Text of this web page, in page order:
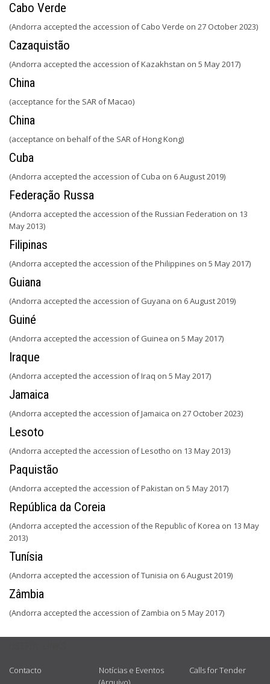
Cabo Verde
(Andorra accepted the accession of Cabo Verde on 27 October 2023)
Cazaquistão
(Andorra accepted the accession of Kazakhstan on 5 May 2017)
China
(acceptance for the SAR of Macao)
China
(acceptance on behalf of the SAR of Hong Kong)
Cuba
(Andorra accepted the accession of Cuba on 6 August 2019)
Federação Russa
(Andorra accepted the accession of the Russian Federation on 13
May 2013)
Filipinas
(Andorra accepted the accession of the Philippines on 5 May 2017)
Guiana
(Andorra accepted the accession of Guyana on 6 August 2019)
Guiné
(Andorra accepted the accession of Guinea on 5 May 2017)
Iraque
(Andorra accepted the accession of Iraq on 5 May 2017)
Jamaica
(Andorra accepted the accession of Jamaica on 27 October 2023)
Lesoto
(Andorra accepted the accession of Lesotho on 13 May 2013)
Paquistão
(Andorra accepted the accession of Pakistan on 5 May 2017)
República da Coreia
(Andorra accepted the accession of the Republic of Korea on 13 May
2013)
Tunísia
(Andorra accepted the accession of Tunisia on 6 August 2019)
Zâmbia
(Andorra accepted the accession of Zambia on 5 May 2017)
Contacto
Notícias e Eventos
Calls for Tender